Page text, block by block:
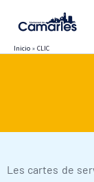
contenido
Inicio CLIC
Les cartes de